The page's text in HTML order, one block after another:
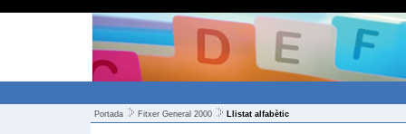
Portada Fitxer General 2000 Llistat alfabètic